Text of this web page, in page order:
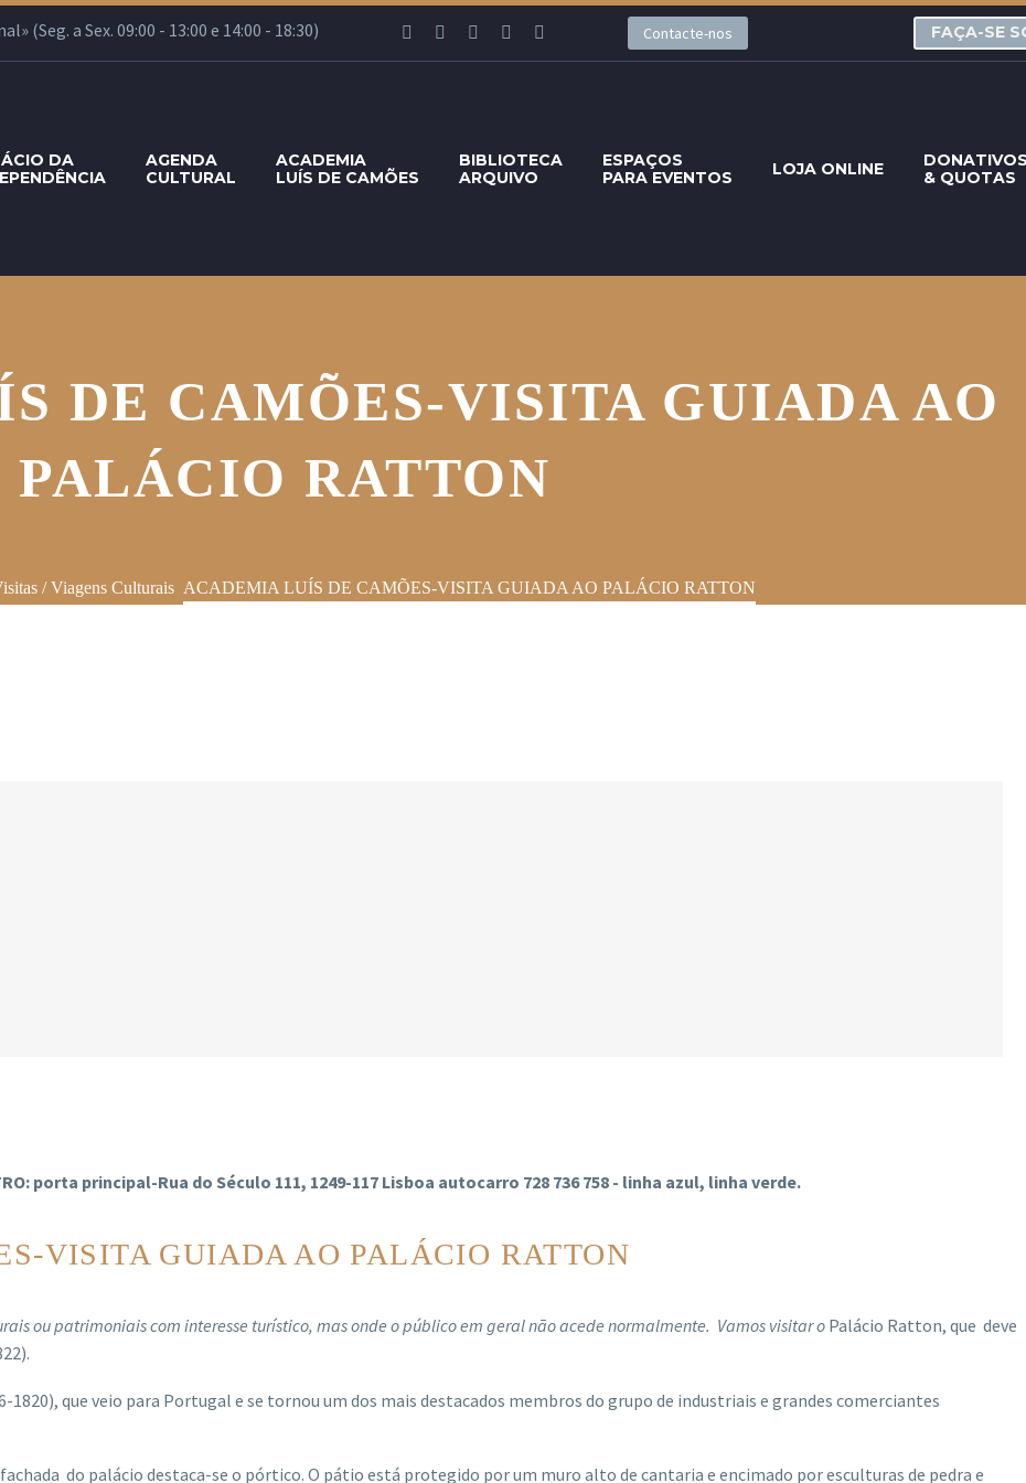
(Seg. a Sex. 09:00 - 13:00 e 14:00 - 18:30) Contacte-nos FAÇA-SE
DA
AGENDA
CULTURAL
ACADEMIA
LUÍS DE CAMÕES
BIBLIOTECA
ARQUIVO
ESPAÇOS
PARA EVENTOS
LOJA ONLINE
& QUOTAS
DE CAMÕES-VISITA GUIADA AO
PALÁCIO RATTON
/ Viagens Culturais ACADEMIA LUÍS DE CAMÕES-VISITA GUIADA AO PALÁCIO RATTON
porta principal-Rua do Século 111, 1249-117 Lisboa autocarro 728 736 758 - linha azul, linha verde.
VISITA GUIADA AO PALÁCIO RATTON
ou patrimoniais com interesse turístico, mas onde o público em geral não acede normalmente. Vamos visitar o Palácio Ratton, que deve
que veio para Portugal e se tornou um dos mais destacados membros do grupo de industriais e grandes comerciantes
do palácio destaca-se o pórtico. O pátio está protegido por um muro alto de cantaria e encimado por esculturas de pedra e